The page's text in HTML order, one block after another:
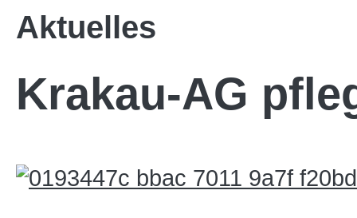
Aktuelles
Krakau-AG